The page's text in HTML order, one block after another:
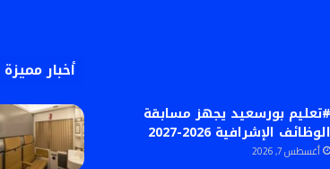
#تعليم بورسعيد يجهز مسابقة
الوظائف الإشرافية 2026-2027
أغسطس 7, 2026
أخبار مميزة